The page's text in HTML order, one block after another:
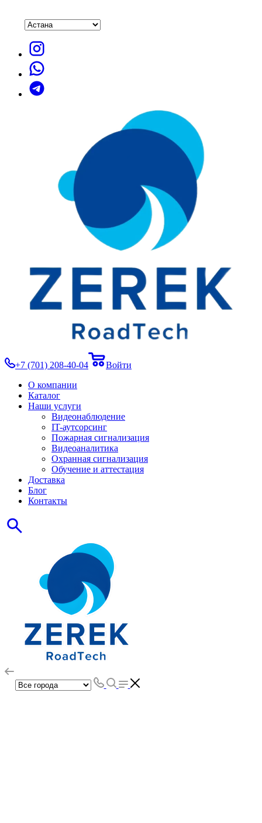
+7 (701) 208-40-04
Войти
О компании
Каталог
Наши услуги
Видеонаблюдение
IT-аутсорсинг
Пожарная сигнализация
Видеоаналитика
Охранная сигнализация
Обучение и аттестация
Доставка
Блог
Контакты